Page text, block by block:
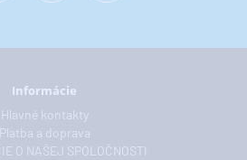
Informácie
Hlavné kontakty
Platba a doprava
O NAŠEJ SPOLOČNOSTI